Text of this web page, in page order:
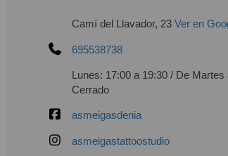
Camí del Llavador, 23 Ver en
695538738
Lunes: 17:00 a 19:30 / De
Cerrado
asmeigasdenia
asmeigastattoostudio